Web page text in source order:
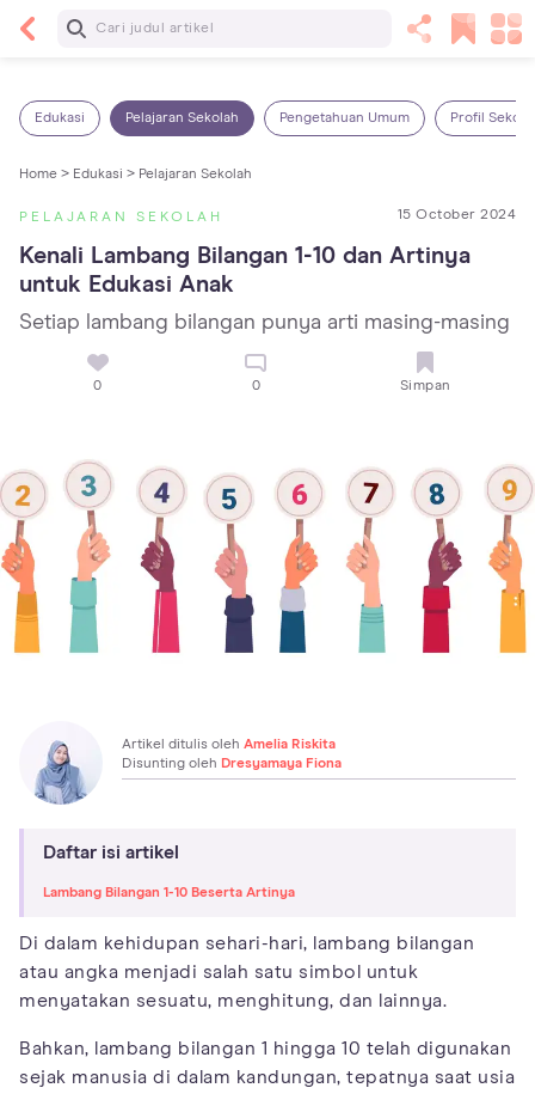
Baca Selanjutnya
Edukasi Pelajaran Sekolah Pengetahuan Umum Profil
Home > Edukasi > Pelajaran Sekolah
PELAJARAN SEKOLAH 15 October 2024
Kenali Lambang Bilangan 1-10 dan Artinya
untuk Edukasi Anak
Setiap lambang bilangan punya arti masing-masing
0 0 Simpan
Artikel ditulis oleh Amelia Riskita
Disunting oleh Dresyamaya Fiona
Daftar isi artikel
Lambang Bilangan 1-10 Beserta Artinya
Di dalam kehidupan sehari-hari, lambang bilangan
atau angka menjadi salah satu simbol untuk
menyatakan sesuatu, menghitung, dan lainnya.
Bahkan, lambang bilangan 1 hingga 10 telah digunakan
sejak manusia di dalam kandungan, tepatnya saat usia